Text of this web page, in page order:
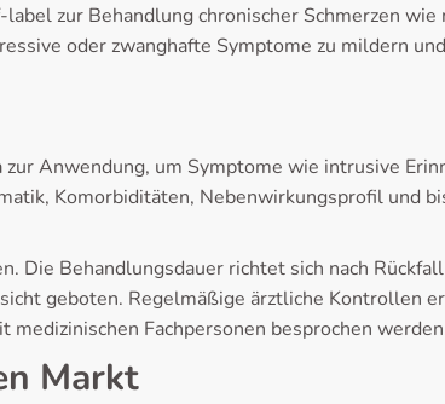
zur Behandlung chronischer Schmerzen wie
oder zwanghafte Symptome zu mildern
Anwendung, um Symptome wie intrusive
Komorbiditäten, Nebenwirkungsprofil und
Behandlungsdauer richtet sich nach
geboten. Regelmäßige ärztliche Kontrollen
Fachpersonen besprochen
Markt